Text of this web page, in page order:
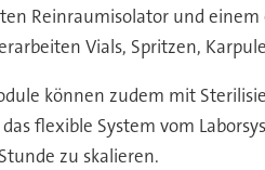
Reinraumisolator und
Vials, Spritzen,
können zudem mit
flexible System vom
zu skalieren.